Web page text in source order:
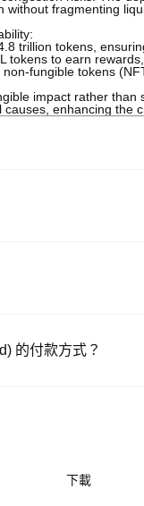
without fragmenting
trillion tokens,
tokens to earn
fungible tokens
impact rather
enhancing the
交易，包括 SNL，並
的付款方式？
穩定幣 (USDT)；
他用戶購買 USDT；
宗交易，提供客製化報
下載